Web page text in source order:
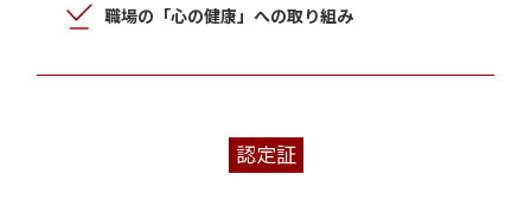
職場の「心の健康」への取り組み
認定証